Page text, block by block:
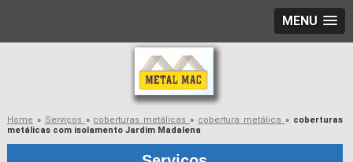
MENU
Home » Serviços » coberturas metálicas» cobertura metálica » coberturas
metálicas com isolamento Jardim Madalena